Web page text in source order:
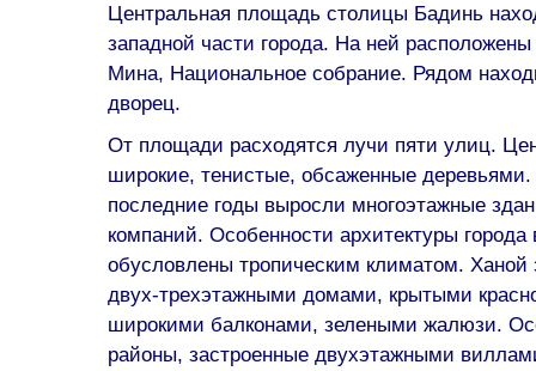
Центральная площадь столицы Бадинь
западной части города. На ней
Мина, Национальное собрание. Рядом
дворец.
От площади расходятся лучи пяти улиц.
широкие, тенистые, обсаженные деревьями.
последние годы выросли многоэтажные
компаний. Особенности архитектуры города
обусловлены тропическим климатом. Ханой
двух-трехэтажными домами, крытыми
широкими балконами, зелеными жалюзи.
районы, застроенные двухэтажными